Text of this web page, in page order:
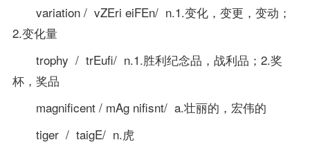
variation / vZEri eiFEn/ n.1.变化，变更，变动；
2.变化量
trophy / trEufi/ n.1.胜利纪念品，战利品；2.奖
杯，奖品
magnificent / mAg nifisnt/ a.壮丽的，宏伟的
tiger / taigE/ n.虎